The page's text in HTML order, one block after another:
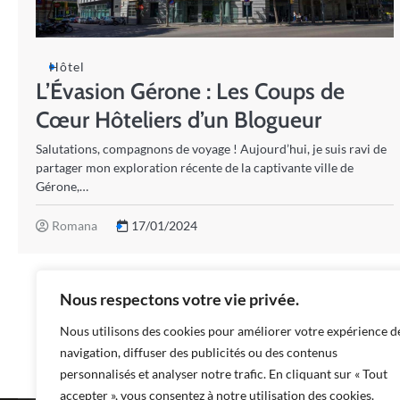
Nous respectons votre vie privée.
Nous utilisons des cookies pour améliorer votre expérience
navigation, diffuser des publicités ou des contenus
personnalisés et analyser notre trafic. En cliquant sur « Tout
accepter », vous consentez à notre utilisation des cookies.
Hôtel
L’Évasion Gérone : Les Coups de
Cœur Hôteliers d’un Blogueur
Salutations, compagnons de voyage ! Aujourd’hui, je suis ravi de
partager mon exploration récente de la captivante ville de
Gérone,…
Romana 17/01/2024